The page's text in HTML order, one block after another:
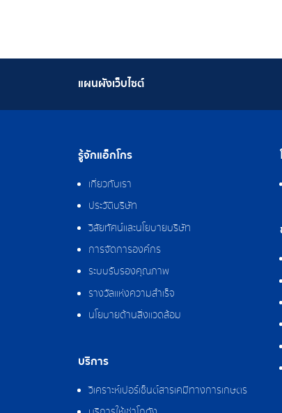
แผนผังเว็บไซต์
รู้จักแอ็กโกร
เกี่ยวกับเรา
ประวัติบริษัท
วิสัยทัศน์และนโยบายบริษัท
การจัดการองค์กร
ระบบรับรองคุณภาพ
รางวัลแห่งความสำเร็จ
นโยบายด้านสิ่งแวดล้อม
บริการ
วิเคราะห์เปอร์เซ็นต์สารเคมีทางการเกษตร